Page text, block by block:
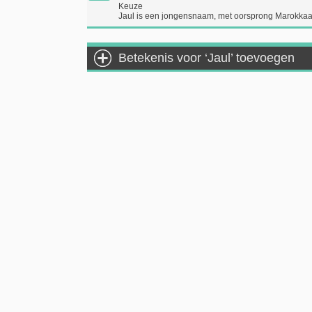
Keuze
Jaul is een jongensnaam, met oorsprong
Betekenis voor ‘Jaul’ toevoegen